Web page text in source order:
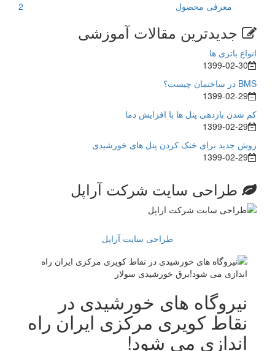
معرفی محصول
2
جدیدترین مقالات آموزشی
انواع باتری ها
1399-02-30
BMS در ساختمان چیست؟
1399-02-29
کم شدن بازدهی پنل ها با افزایش دما
1399-02-29
روش جدید برای خنک کردن پنل های خورشیدی
1399-02-29
طراحی سایت شرکت آراپل
طراحی سایت آراپل
نیروگاه های خورشیدی در
نقاط کویری مرکزی ایران راه
اندازی می شود!